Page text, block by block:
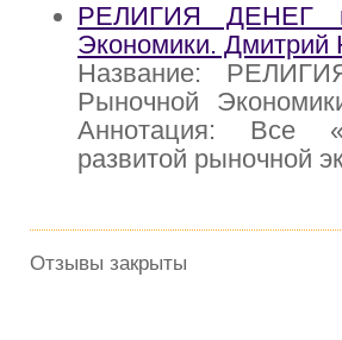
РЕЛИГИЯ ДЕНЕГ
Экономики. Дмитрий
Название:
Рыночной
Аннотация: Все
развитой рыночной
Отзывы закрыты